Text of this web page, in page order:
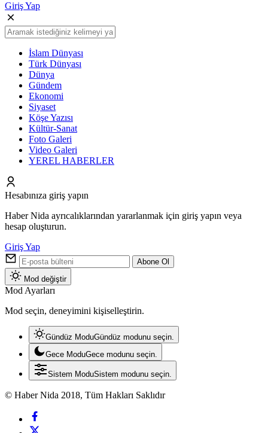
Giriş Yap
İslam Dünyası
Türk Dünyası
Dünya
Gündem
Ekonomi
Siyaset
Köşe Yazısı
Kültür-Sanat
Foto Galeri
Video Galeri
YEREL HABERLER
Hesabınıza giriş yapın
Haber Nida ayrıcalıklarından yararlanmak için giriş yapın veya
hesap oluşturun.
Giriş Yap
Abone Ol
Mod değiştir
Mod Ayarları
Mod seçin, deneyimini kişiselleştirin.
Gündüz ModuGündüz modunu seçin.
Gece ModuGece modunu seçin.
Sistem ModuSistem modunu seçin.
© Haber Nida 2018, Tüm Hakları Saklıdır